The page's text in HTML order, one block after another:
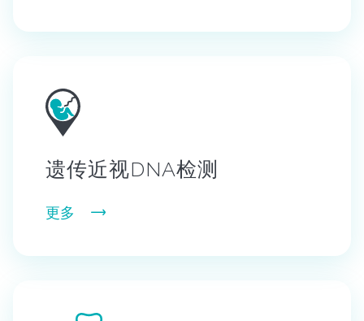
遗传近视DNA检测
更多